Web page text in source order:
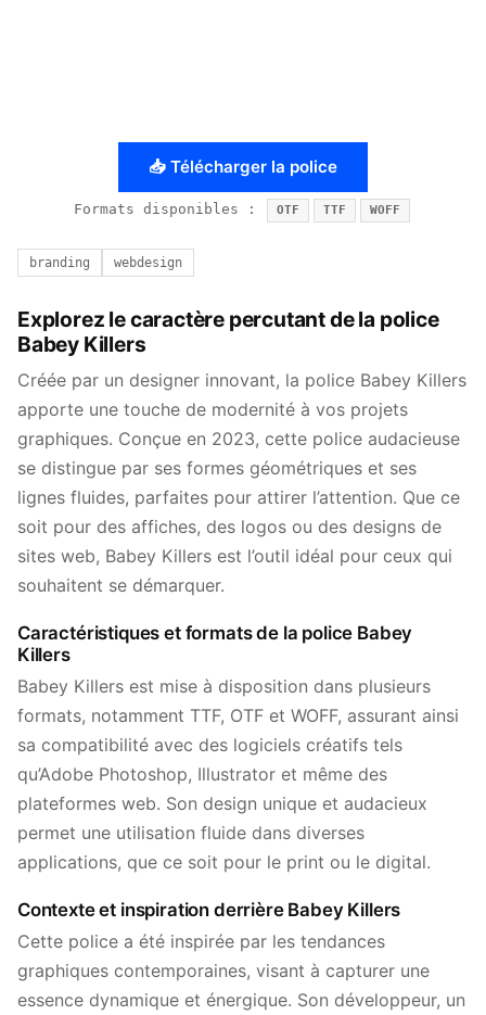
📥 Télécharger la police
Formats disponibles : OTF TTF WOFF
branding webdesign
Explorez le caractère percutant de la police
Babey Killers
Créée par un designer innovant, la police Babey Killers
apporte une touche de modernité à vos projets
graphiques. Conçue en 2023, cette police audacieuse
se distingue par ses formes géométriques et ses
lignes fluides, parfaites pour attirer l’attention. Que ce
soit pour des affiches, des logos ou des designs de
sites web, Babey Killers est l’outil idéal pour ceux qui
souhaitent se démarquer.
Caractéristiques et formats de la police Babey
Killers
Babey Killers est mise à disposition dans plusieurs
formats, notamment TTF, OTF et WOFF, assurant ainsi
sa compatibilité avec des logiciels créatifs tels
qu’Adobe Photoshop, Illustrator et même des
plateformes web. Son design unique et audacieux
permet une utilisation fluide dans diverses
applications, que ce soit pour le print ou le digital.
Contexte et inspiration derrière Babey Killers
Cette police a été inspirée par les tendances
graphiques contemporaines, visant à capturer une
essence dynamique et énergique. Son développeur, un